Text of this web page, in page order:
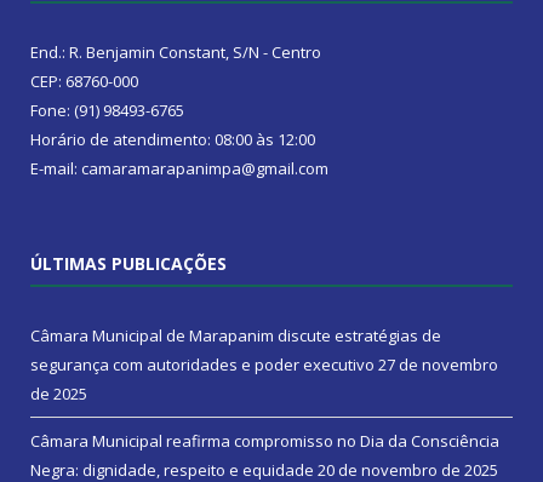
End.: R. Benjamin Constant, S/N - Centro
CEP: 68760-000
Fone: (91) 98493-6765
Horário de atendimento: 08:00 às 12:00
E-mail: camaramarapanimpa@gmail.com
ÚLTIMAS PUBLICAÇÕES
Câmara Municipal de Marapanim discute estratégias de
segurança com autoridades e poder executivo 27 de novembro
de 2025
Câmara Municipal reafirma compromisso no Dia da Consciência
Negra: dignidade, respeito e equidade 20 de novembro de 2025